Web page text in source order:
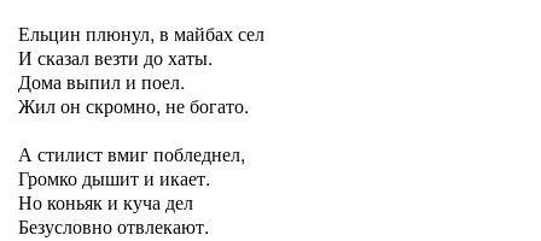
Ельцин плюнул, в майбах сел
И сказал везти до хаты.
Дома выпил и поел.
Жил он скромно, не богато.
А стилист вмиг побледнел,
Громко дышит и икает.
Но коньяк и куча дел
Безусловно отвлекают.